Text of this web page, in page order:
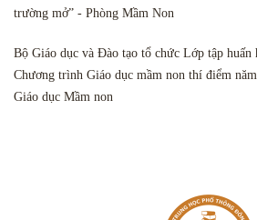
trường mở” - Phòng Mầm Non
Bộ Giáo dục và Đào tạo tổ chức Lớp tập huấn
Chương trình Giáo dục mầm non thí điểm
Giáo dục Mầm non